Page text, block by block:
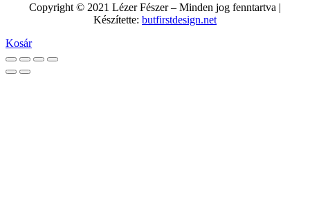
Copyright © 2021 Lézer Fészer – Minden jog fenntartva |
Készítette: butfirstdesign.net
Kosár